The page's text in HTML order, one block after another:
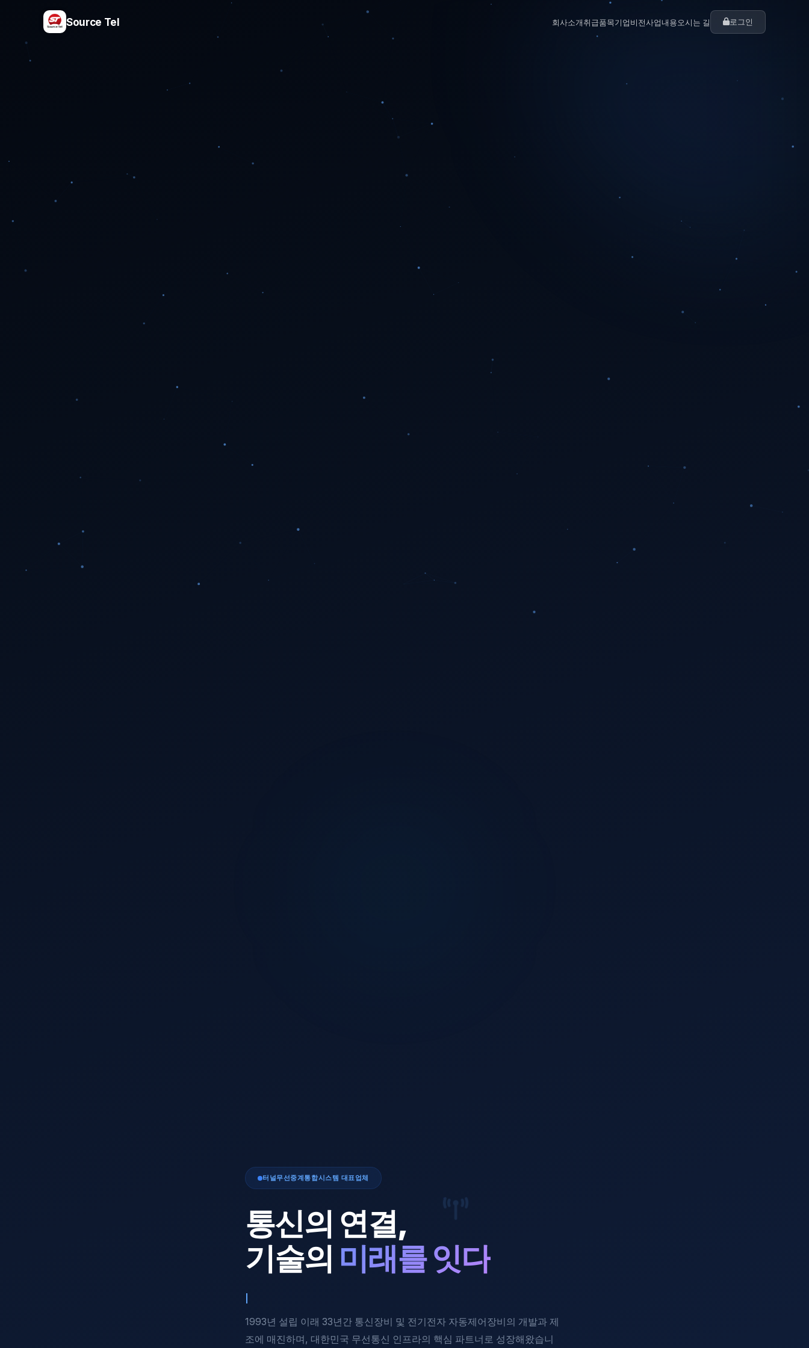
Source Tel 회사소개 취급품목기업비전사업내용 오시는 길 로그인
터널무선중계통합시스템 대표업체
통신의 연결,
기술의 미래를 잇다
1993년 설립 이래 33년간 통신장비 및 전기전자 자동제어장비의 개발과 제
조에 매진하며, 대한민국 무선통신 인프라의 핵심 파트너로 성장해왔습니